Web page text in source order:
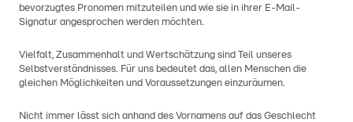
bevorzugtes Pronomen mitzuteilen und wie sie in ihrer E-Mail-
Signatur angesprochen werden möchten.
Vielfalt, Zusammenhalt und Wertschätzung sind Teil unseres
Selbstverständnisses. Für uns bedeutet das, allen Menschen die
gleichen Möglichkeiten und Voraussetzungen einzuräumen.
Nicht immer lässt sich anhand des Vornamens auf das Geschlecht